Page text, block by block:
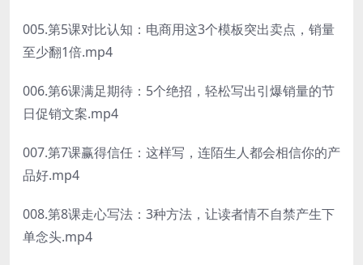
005.第5课对比认知：电商用这3个模板突出卖点，销量
至少翻1倍.mp4
006.第6课满足期待：5个绝招，轻松写出引爆销量的节
日促销文案.mp4
007.第7课赢得信任：这样写，连陌生人都会相信你的产
品好.mp4
008.第8课走心写法：3种方法，让读者情不自禁产生下
单念头.mp4